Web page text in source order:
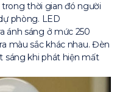
trong thời gian đó người
phòng. LED
ánh sáng ở mức 250
màu sắc khác nhau. Đèn
sáng khi phát hiện mất